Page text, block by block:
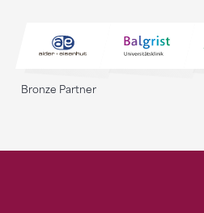
Bronze Partner